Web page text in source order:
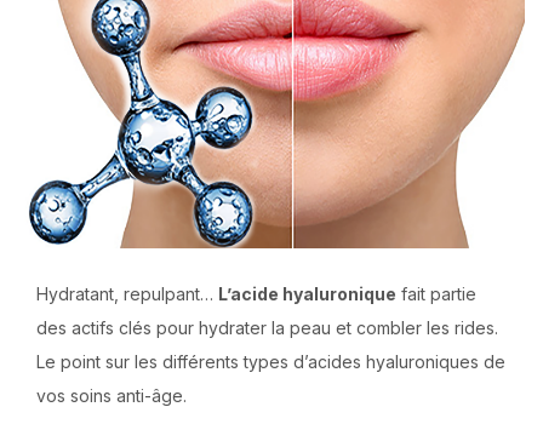
Hydratant, repulpant… L’acide hyaluronique fait partie
des actifs clés pour hydrater la peau et combler les rides.
Le point sur les différents types d’acides hyaluroniques de
vos soins anti-âge.